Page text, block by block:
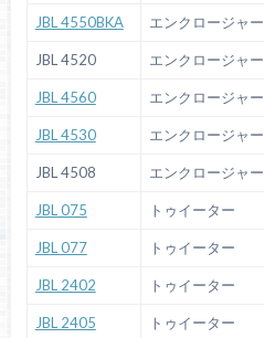
JBL 4550BKA エンクロージャー
JBL 4520 エンクロージャー
JBL 4560 エンクロージャー
JBL 4530 エンクロージャー
JBL 4508 エンクロージャー
JBL 075 トゥイーター
JBL 077 トゥイーター
JBL 2402 トゥイーター
JBL 2405 トゥイーター